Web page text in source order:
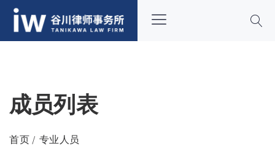
成员列表
首页 专业人员